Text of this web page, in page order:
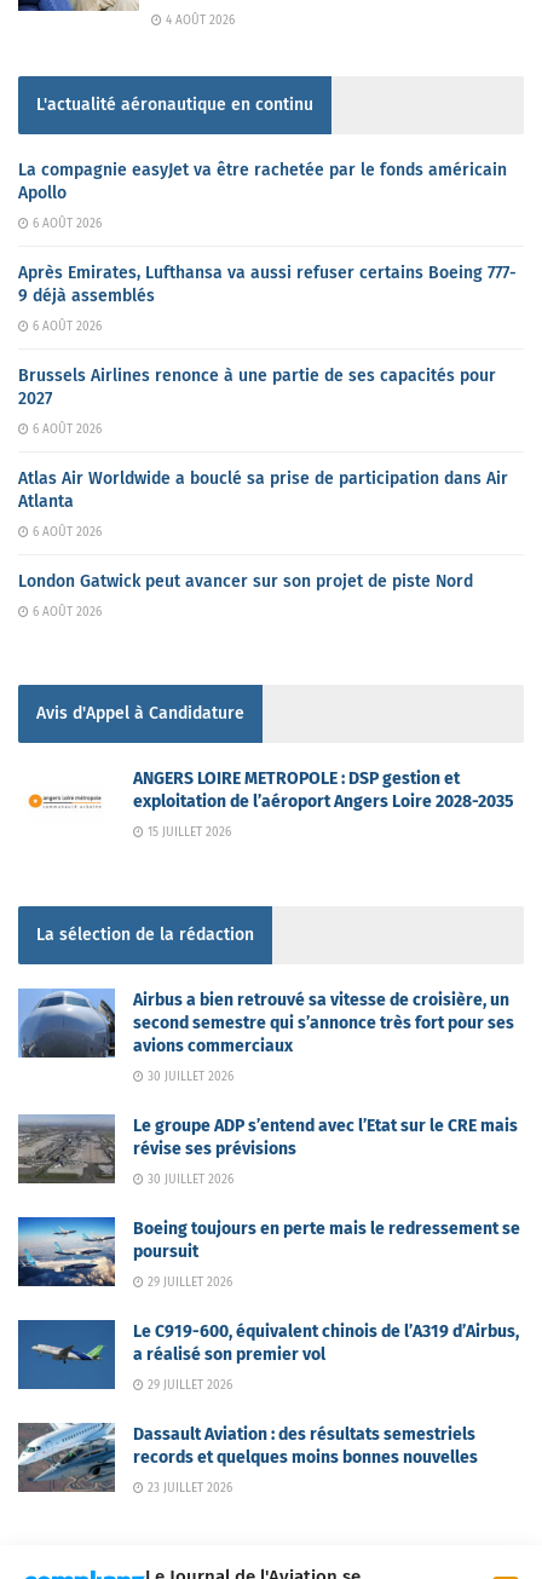
4 AOÛT 2026
L'actualité aéronautique en continu
La compagnie easyJet va être rachetée par le fonds américain
Apollo
6 AOÛT 2026
Après Emirates, Lufthansa va aussi refuser certains Boeing 777-
9 déjà assemblés
6 AOÛT 2026
Brussels Airlines renonce à une partie de ses capacités pour
2027
6 AOÛT 2026
Atlas Air Worldwide a bouclé sa prise de participation dans Air
Atlanta
6 AOÛT 2026
London Gatwick peut avancer sur son projet de piste Nord
6 AOÛT 2026
Avis d'Appel à Candidature
ANGERS LOIRE METROPOLE : DSP gestion et
exploitation de l’aéroport Angers Loire 2028-2035
15 JUILLET 2026
La sélection de la rédaction
Airbus a bien retrouvé sa vitesse de croisière, un
second semestre qui s’annonce très fort pour ses
avions commerciaux
30 JUILLET 2026
Le groupe ADP s’entend avec l’Etat sur le CRE mais
révise ses prévisions
30 JUILLET 2026
Boeing toujours en perte mais le redressement se
poursuit
29 JUILLET 2026
Le C919-600, équivalent chinois de l’A319 d’Airbus,
a réalisé son premier vol
29 JUILLET 2026
Dassault Aviation : des résultats semestriels
records et quelques moins bonnes nouvelles
23 JUILLET 2026